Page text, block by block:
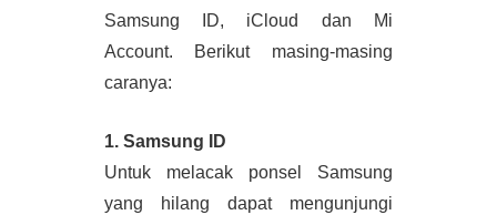
Samsung ID, iCloud dan Mi
Account. Berikut masing-masing
caranya:
1. Samsung ID
Untuk melacak ponsel Samsung
yang hilang dapat mengunjungi